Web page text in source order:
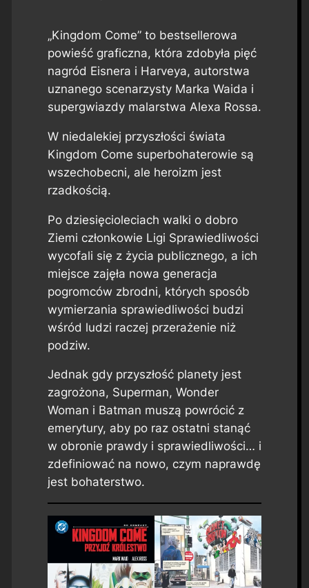
„Kingdom Come” to bestsellerowa
powieść graficzna, która zdobyła pięć
nagród Eisnera i Harveya, autorstwa
uznanego scenarzysty Marka Waida i
supergwiazdy malarstwa Alexa Rossa.
W niedalekiej przyszłości świata
Kingdom Come superbohaterowie są
wszechobecni, ale heroizm jest
rzadkością.
Po dziesięcioleciach walki o dobro
Ziemi członkowie Ligi Sprawiedliwości
wycofali się z życia publicznego, a ich
miejsce zajęła nowa generacja
pogromców zbrodni, których sposób
wymierzania sprawiedliwości budzi
wśród ludzi raczej przerażenie niż
podziw.
Jednak gdy przyszłość planety jest
zagrożona, Superman, Wonder
Woman i Batman muszą powrócić z
emerytury, aby po raz ostatni stanąć
w obronie prawdy i sprawiedliwości… i
zdefiniować na nowo, czym naprawdę
jest bohaterstwo.